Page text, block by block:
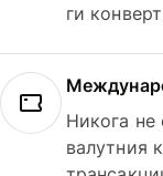
ги
Никога не
валутния